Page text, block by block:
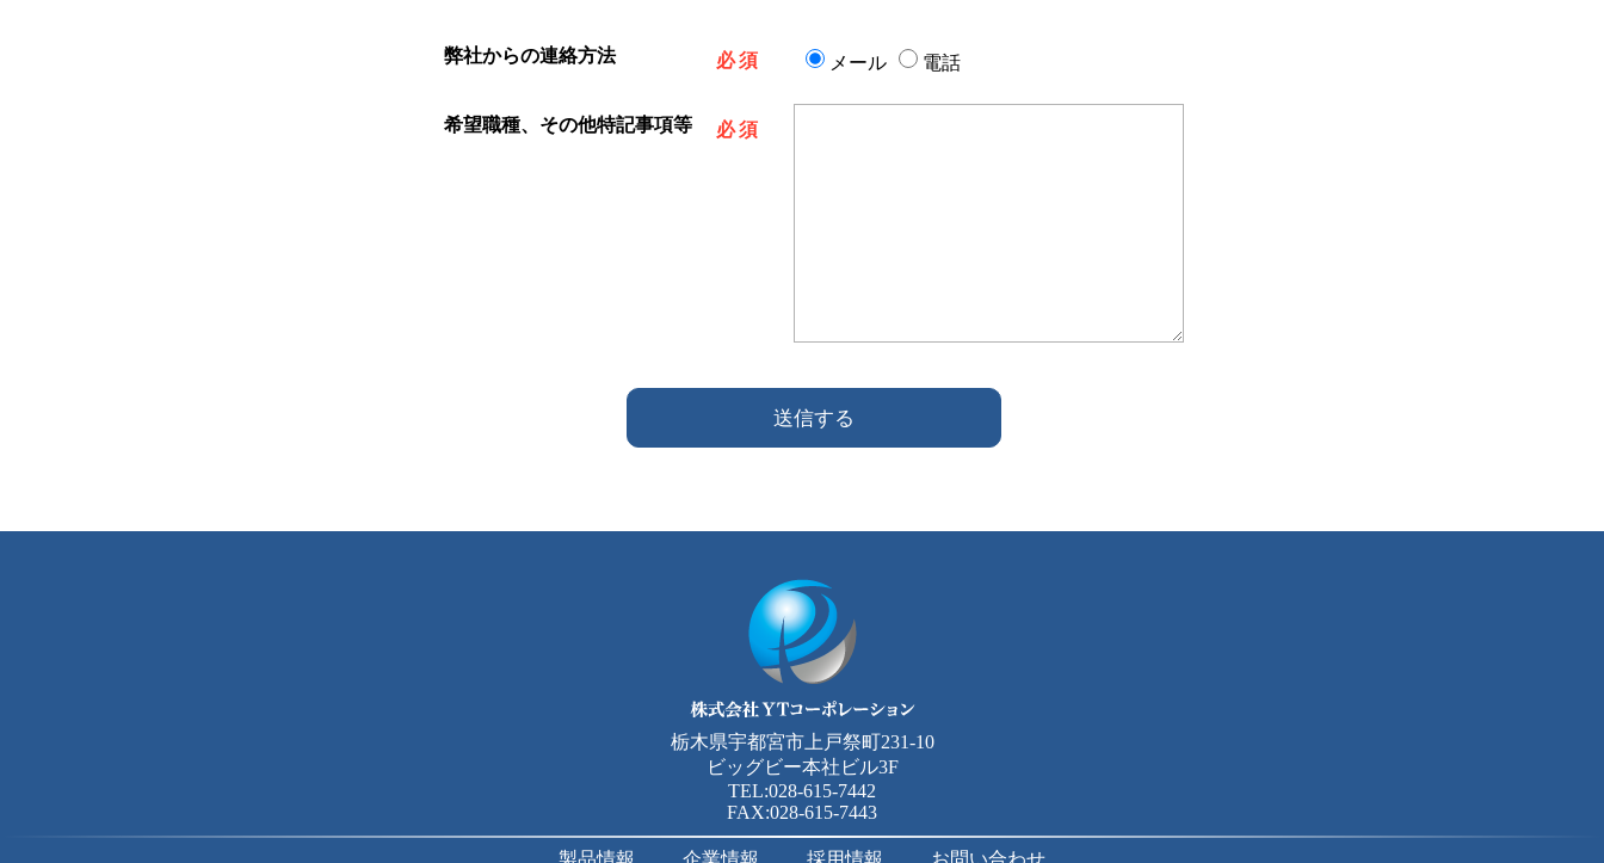
弊社からの連絡方法 必須 メール 電話
希望職種、その他特記事項等 必須
栃木県宇都宮市上戸祭町231-10
ビッグビー本社ビル3F
TEL:028-615-7442
FAX:028-615-7443